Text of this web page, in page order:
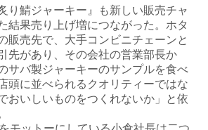
り鯖ジャーキー』も新しい販売チャ
結果売り上げ増につながった。ホタ
販売先で、大手コンビニチェーンと
先があり、その会社の営業部長か
サバ製ジャーキーのサンプルを食べ
頭に並べられるクオリティーではな
おいしいものをつくれないか」と依